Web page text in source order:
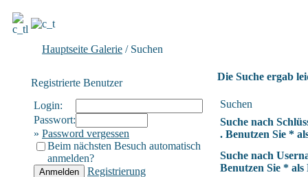
Hauptseite Galerie / Suchen
Registrierte Benutzer
Login:
Passwort:
» Password vergessen
Beim nächsten Besuch automatisch
anmelden?
Registrierung
Die Suche ergab
Suchen
Suche nach
. Benutzen Sie *
Suche nach
Benutzen Sie * als